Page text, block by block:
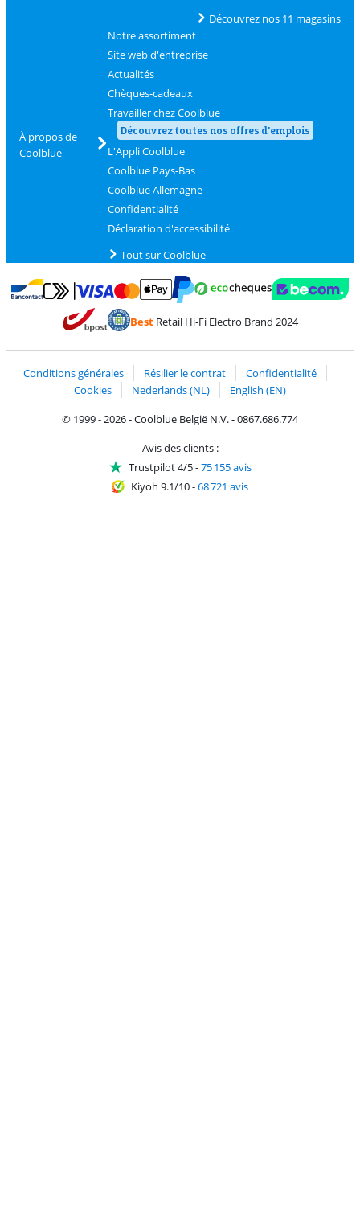
Découvrez nos 11 magasins
À propos de
Coolblue
Notre assortiment
Site web d'entreprise
Actualités
Chèques-cadeaux
Travailler chez Coolblue
Découvrez toutes nos offres d'emplois
L'Appli Coolblue
Coolblue Pays-Bas
Coolblue Allemagne
Confidentialité
Déclaration d'accessibilité
Tout sur Coolblue
Payer avec Bancontact
Payer avec MasterCard et Visa via ClickToPay
Payer avec PayPal
BestRetail Hi-Fi Electro Brand 2024
Conditions générales Résilier le contrat
Confidentialité
Cookies
Nederlands (NL)
English (EN)
© 1999 - 2026 - Coolblue België N.V. - 0867.686.774
Avis des clients :
Trustpilot 4/5-75 155 avis
Kiyoh 9.1/10-68 721 avis